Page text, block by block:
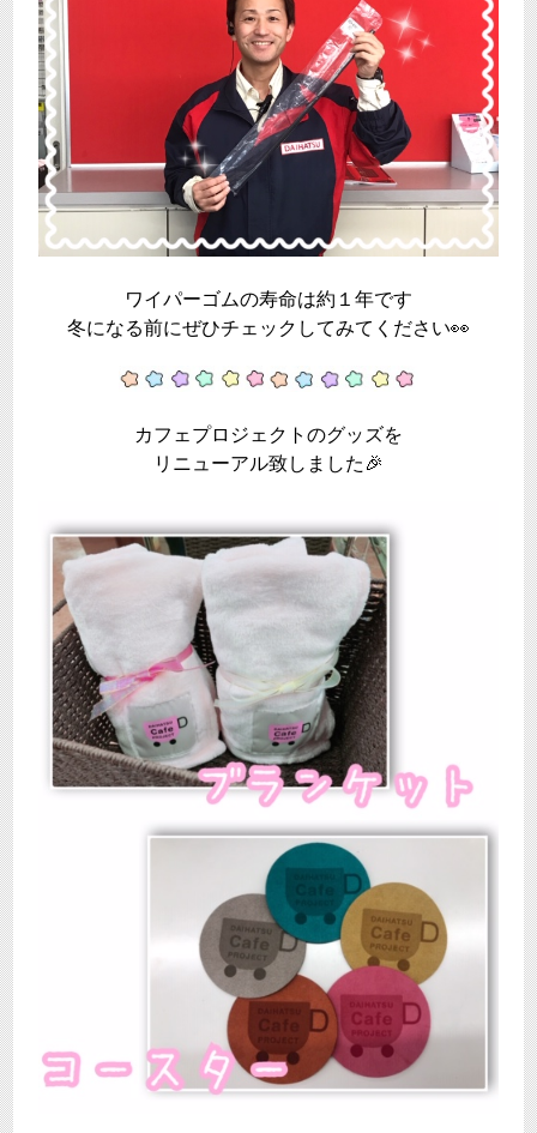
ワイパーゴムの寿命は約１年です
冬になる前にぜひチェックしてみてください👀
カフェプロジェクトのグッズを
リニューアル致しました🎉